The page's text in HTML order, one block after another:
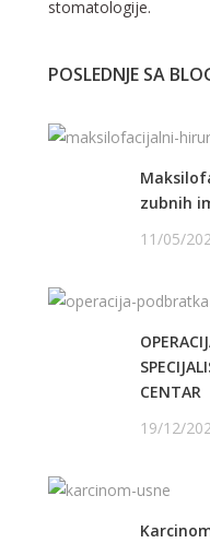
stomatologije.
POSLEDNJE SA
zubnih
11/05/
CENTAR
19/12/